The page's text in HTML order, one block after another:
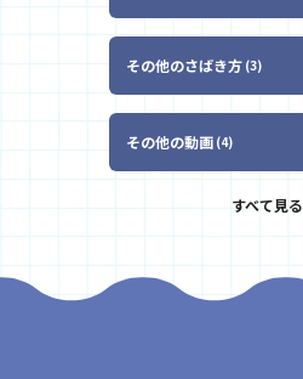
その他のさばき方 3
その他の動画 4
すべて見る